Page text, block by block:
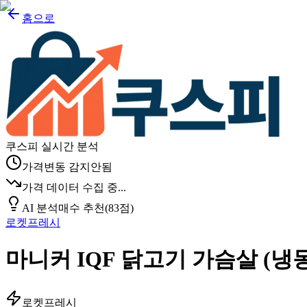
홈으로
쿠스피 실시간 분석
가격변동 감지안됨
가격 데이터 수집 중...
AI 분석매수 추천(83점)
로켓프레시
마니커 IQF 닭고기 가슴살 (냉
로켓프레시